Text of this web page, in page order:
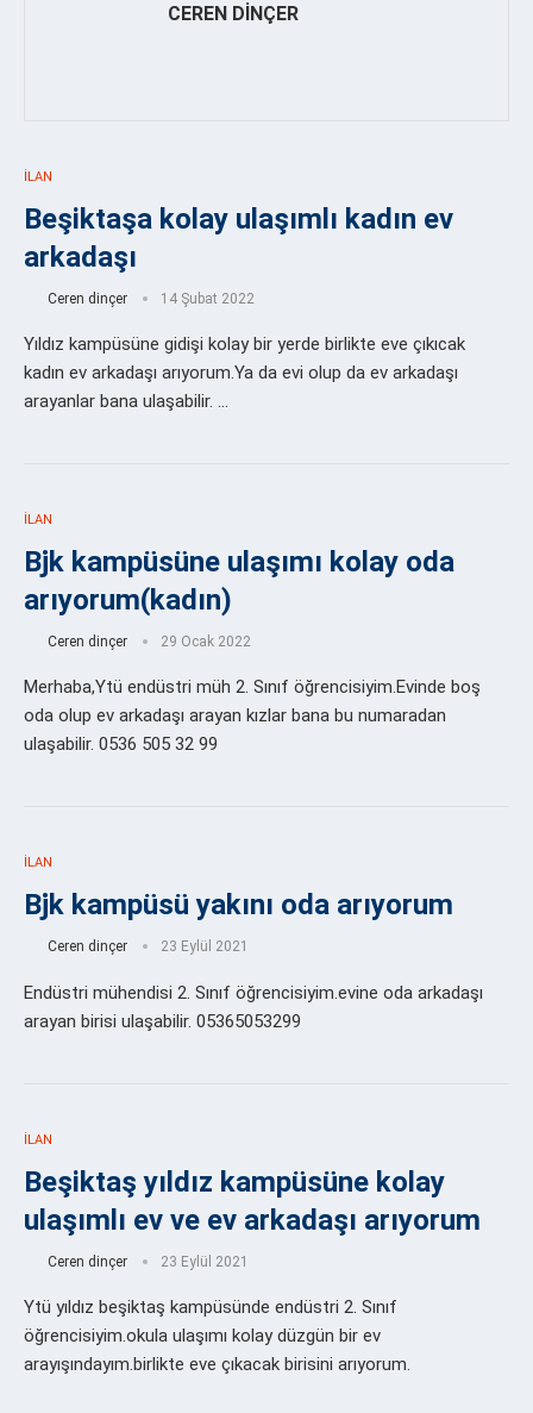
CEREN DINÇER
İLAN
Beşiktaşa kolay ulaşımlı kadın ev
arkadaşı
Ceren dinçer 14 Şubat 2022
Yıldız kampüsüne gidişi kolay bir yerde birlikte eve çıkıcak
kadın ev arkadaşı arıyorum.Ya da evi olup da ev arkadaşı
arayanlar bana ulaşabilir. …
İLAN
Bjk kampüsüne ulaşımı kolay oda
arıyorum(kadın)
Ceren dinçer 29 Ocak 2022
Merhaba,Ytü endüstri müh 2. Sınıf öğrencisiyim.Evinde boş
oda olup ev arkadaşı arayan kızlar bana bu numaradan
ulaşabilir. 0536 505 32 99
İLAN
Bjk kampüsü yakını oda arıyorum
Ceren dinçer 23 Eylül 2021
Endüstri mühendisi 2. Sınıf öğrencisiyim.evine oda arkadaşı
arayan birisi ulaşabilir. 05365053299
İLAN
Beşiktaş yıldız kampüsüne kolay
ulaşımlı ev ve ev arkadaşı arıyorum
Ceren dinçer 23 Eylül 2021
Ytü yıldız beşiktaş kampüsünde endüstri 2. Sınıf
öğrencisiyim.okula ulaşımı kolay düzgün bir ev
arayışındayım.birlikte eve çıkacak birisini arıyorum.